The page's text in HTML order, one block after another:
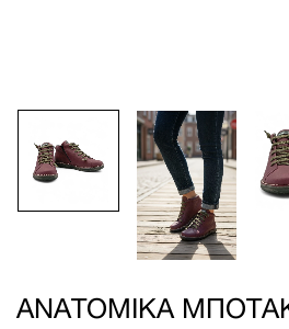
ΑΝΑΤΟΜΙΚΆ